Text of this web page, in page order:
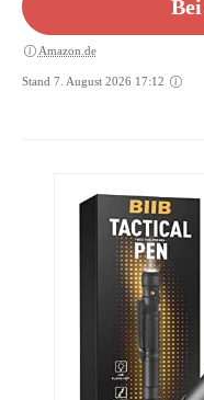
Amazon.de
Stand 7. August 2026 17:12